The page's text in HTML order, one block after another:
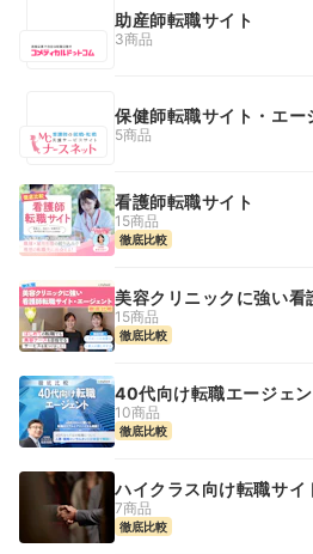
助産師転職サイト
3商品
保健師転職サイト・エー
5商品
看護師転職サイト
15商品
徹底比較
美容クリニックに強い看
ジェント
15商品
徹底比較
40代向け転職エージェ
10商品
徹底比較
ハイクラス向け転職サイ
7商品
徹底比較